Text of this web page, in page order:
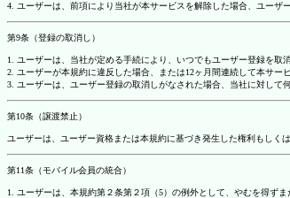
4. ユーザーは、前項により当社が本サービスを解除した場合、ユーザ
第9条（登録の取消し）
1. ユーザーは、当社が定める手続により、いつでもユーザー登録を取
2. ユーザーが本規約に違反した場合、または12ヶ月間連続して本サ
3. ユーザーは、ユーザー登録の取消しがなされた場合、当社に対して
第10条（譲渡禁止）
ユーザーは、ユーザー資格または本規約に基づき発生した権利もしく
第11条（モバイル会員の統合）
1. ユーザーは、本規約第２条第２項（5）の例外として、やむを得ず